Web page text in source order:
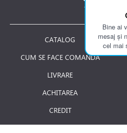
Bine ai
mesaj și
cel mai
Tel.: 061 007
CATALOG
CUM SE FACE COMANDA
LIVRARE
ACHITAREA
CREDIT
RETURNAREA PRODUSULUI